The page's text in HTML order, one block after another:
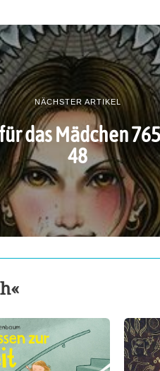
NÄCHSTER ARTIKEL
das Mädchen
48